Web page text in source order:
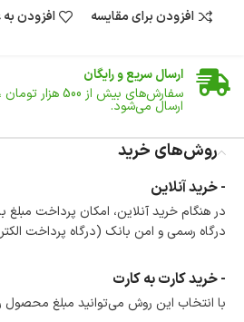
افزودن برای مقایسه افزودن
ضمانت اصالت کالا
ارسال سریع و رایگان
سفارش‌های بیش از 500 هزار تومان
ارسال می‌شود.
تا 14 روز پس از تحویل کالا می‌توانید آن را برگشت دهید.
امکان پرداخت در محل
در هنگام خرید محصول، امکان
وجود دارد.
امکان پرداخت اقساطی
است.
ضمانت اصالت کالا
گارانتی معتبر برای تمامی
روش‌های خرید
- خرید آنلاین
در هنگام خرید آنلاین، امکان پرداخت مبلغ
درگاه رسمی و امن بانک (درگاه پرداخت
- خرید کارت به کارت
با انتخاب این روش می‌توانید مبلغ محصول